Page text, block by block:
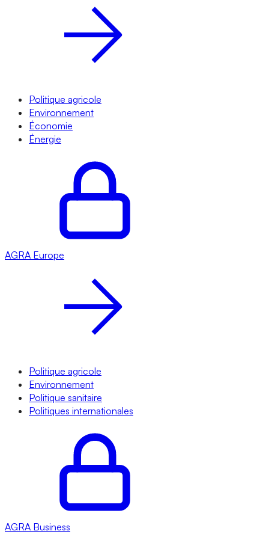
Politique agricole
Environnement
Économie
Énergie
AGRA Europe
Politique agricole
Environnement
Politique sanitaire
Politiques internationales
AGRA Business